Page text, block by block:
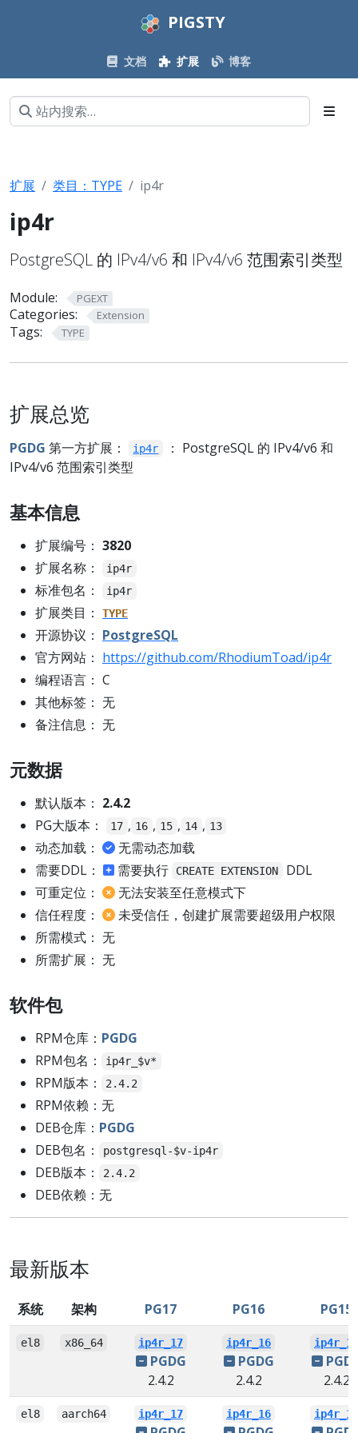
PIGSTY
文档 扩展 博客
扩展 类目：TYPE ip4r
ip4r
PostgreSQL 的 IPv4/v6 和 IPv4/v6 范围索引类型
Module: PGEXT
Categories: Extension
Tags: TYPE
扩展总览
PGDG 第一方扩展： ip4r
： PostgreSQL 的 IPv4/v6 和
IPv4/v6 范围索引类型
基本信息
扩展编号： 3820
扩展名称：
ip4r
标准包名： ip4r
扩展类目： TYPE
开源协议： PostgreSQL
官方网站： https://github.com/RhodiumToad/ip4r
编程语言： C
其他标签： 无
备注信息： 无
元数据
默认版本： 2.4.2
PG大版本：
17 , 16 , 15 , 14 , 13
动态加载：
无需动态加载
需要DDL：
需要执行 CREATE EXTENSION
DDL
可重定位：
无法安装至任意模式下
信任程度：
未受信任，创建扩展需要超级用户权限
所需模式： 无
所需扩展： 无
软件包
RPM仓库： PGDG
RPM包名：
ip4r_$v*
RPM版本： 2.4.2
RPM依赖：无
DEB仓库： PGDG
DEB包名：
postgresql-$v-ip4r
DEB版本： 2.4.2
DEB依赖：无
最新版本
系统 架构 PG17 PG16 PG15
el8 x86_64 ip4r_17
PGDG
2.4.2
ip4r_16
PGDG
2.4.2
ip4r_15
2.4.2
el8 aarch64 ip4r_17 ip4r_16 ip4r_15